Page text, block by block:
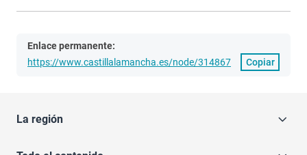
Enlace permanente:
https://www.castillalamancha.es/node/314867
Copiar
La región